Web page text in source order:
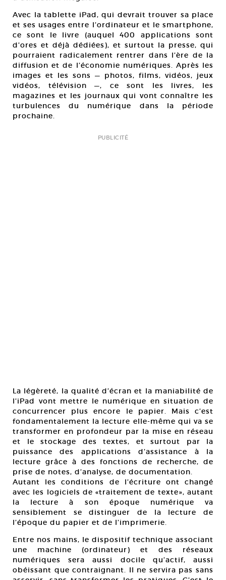
Avec la tablette iPad, qui devrait trouver sa place
et ses usages entre l’ordinateur et le smartphone,
ce sont le livre (auquel 400 applications sont
d’ores et déjà dédiées), et surtout la presse, qui
pourraient radicalement rentrer dans l’ère de la
diffusion et de l’économie numériques. Après les
images et les sons — photos, films, vidéos, jeux
vidéos, télévision —, ce sont les livres, les
magazines et les journaux qui vont connaître les
turbulences du numérique dans la période
prochaine.
PUBLICITÉ
La légèreté, la qualité d’écran et la maniabilité de
l’iPad vont mettre le numérique en situation de
concurrencer plus encore le papier. Mais c’est
fondamentalement la lecture elle-même qui va se
transformer en profondeur par la mise en réseau
et le stockage des textes, et surtout par la
puissance des applications d’assistance à la
lecture grâce à des fonctions de recherche, de
prise de notes, d’analyse, de documentation.
Autant les conditions de l’écriture ont changé
avec les logiciels de «traitement de texte», autant
la lecture à son époque numérique va
sensiblement se distinguer de la lecture de
l’époque du papier et de l’imprimerie.
Entre nos mains, le dispositif technique associant
une machine (ordinateur) et des réseaux
numériques sera aussi docile qu’actif, aussi
obéissant que contraignant. Il ne servira pas sans